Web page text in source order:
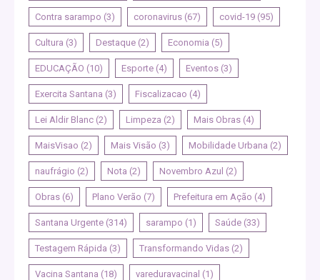
Contra sarampo (3) coronavirus (67) covid-19 (95)
Cultura (3) Destaque (2) Economia (5)
EDUCAÇÃO (10) Esporte (4) Eventos (3)
Exercita Santana (3) Fiscalizacao (4)
Lei Aldir Blanc (2) Limpeza (2) Mais Obras (4)
MaisVisao (2) Mais Visão (3) Mobilidade Urbana (2)
naufrágio (2) Nota (2) Novembro Azul (2)
Obras (6) Plano Verão (7) Prefeitura em Ação (4)
Santana Urgente (314) sarampo (1) Saúde (33)
Testagem Rápida (3) Transformando Vidas (2)
Vacina Santana (18) vareduravacinal (1)